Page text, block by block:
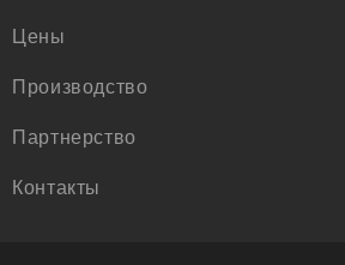
Цены
Производство
Партнерство
Контакты